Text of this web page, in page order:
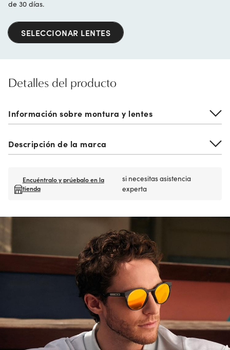
de 30 días.
SELECCIONAR LENTES
Detalles del producto
Información sobre montura y lentes
Descripción de la marca
Encuéntralo y prúebalo en la
tienda
si necesitas asistencia
experta